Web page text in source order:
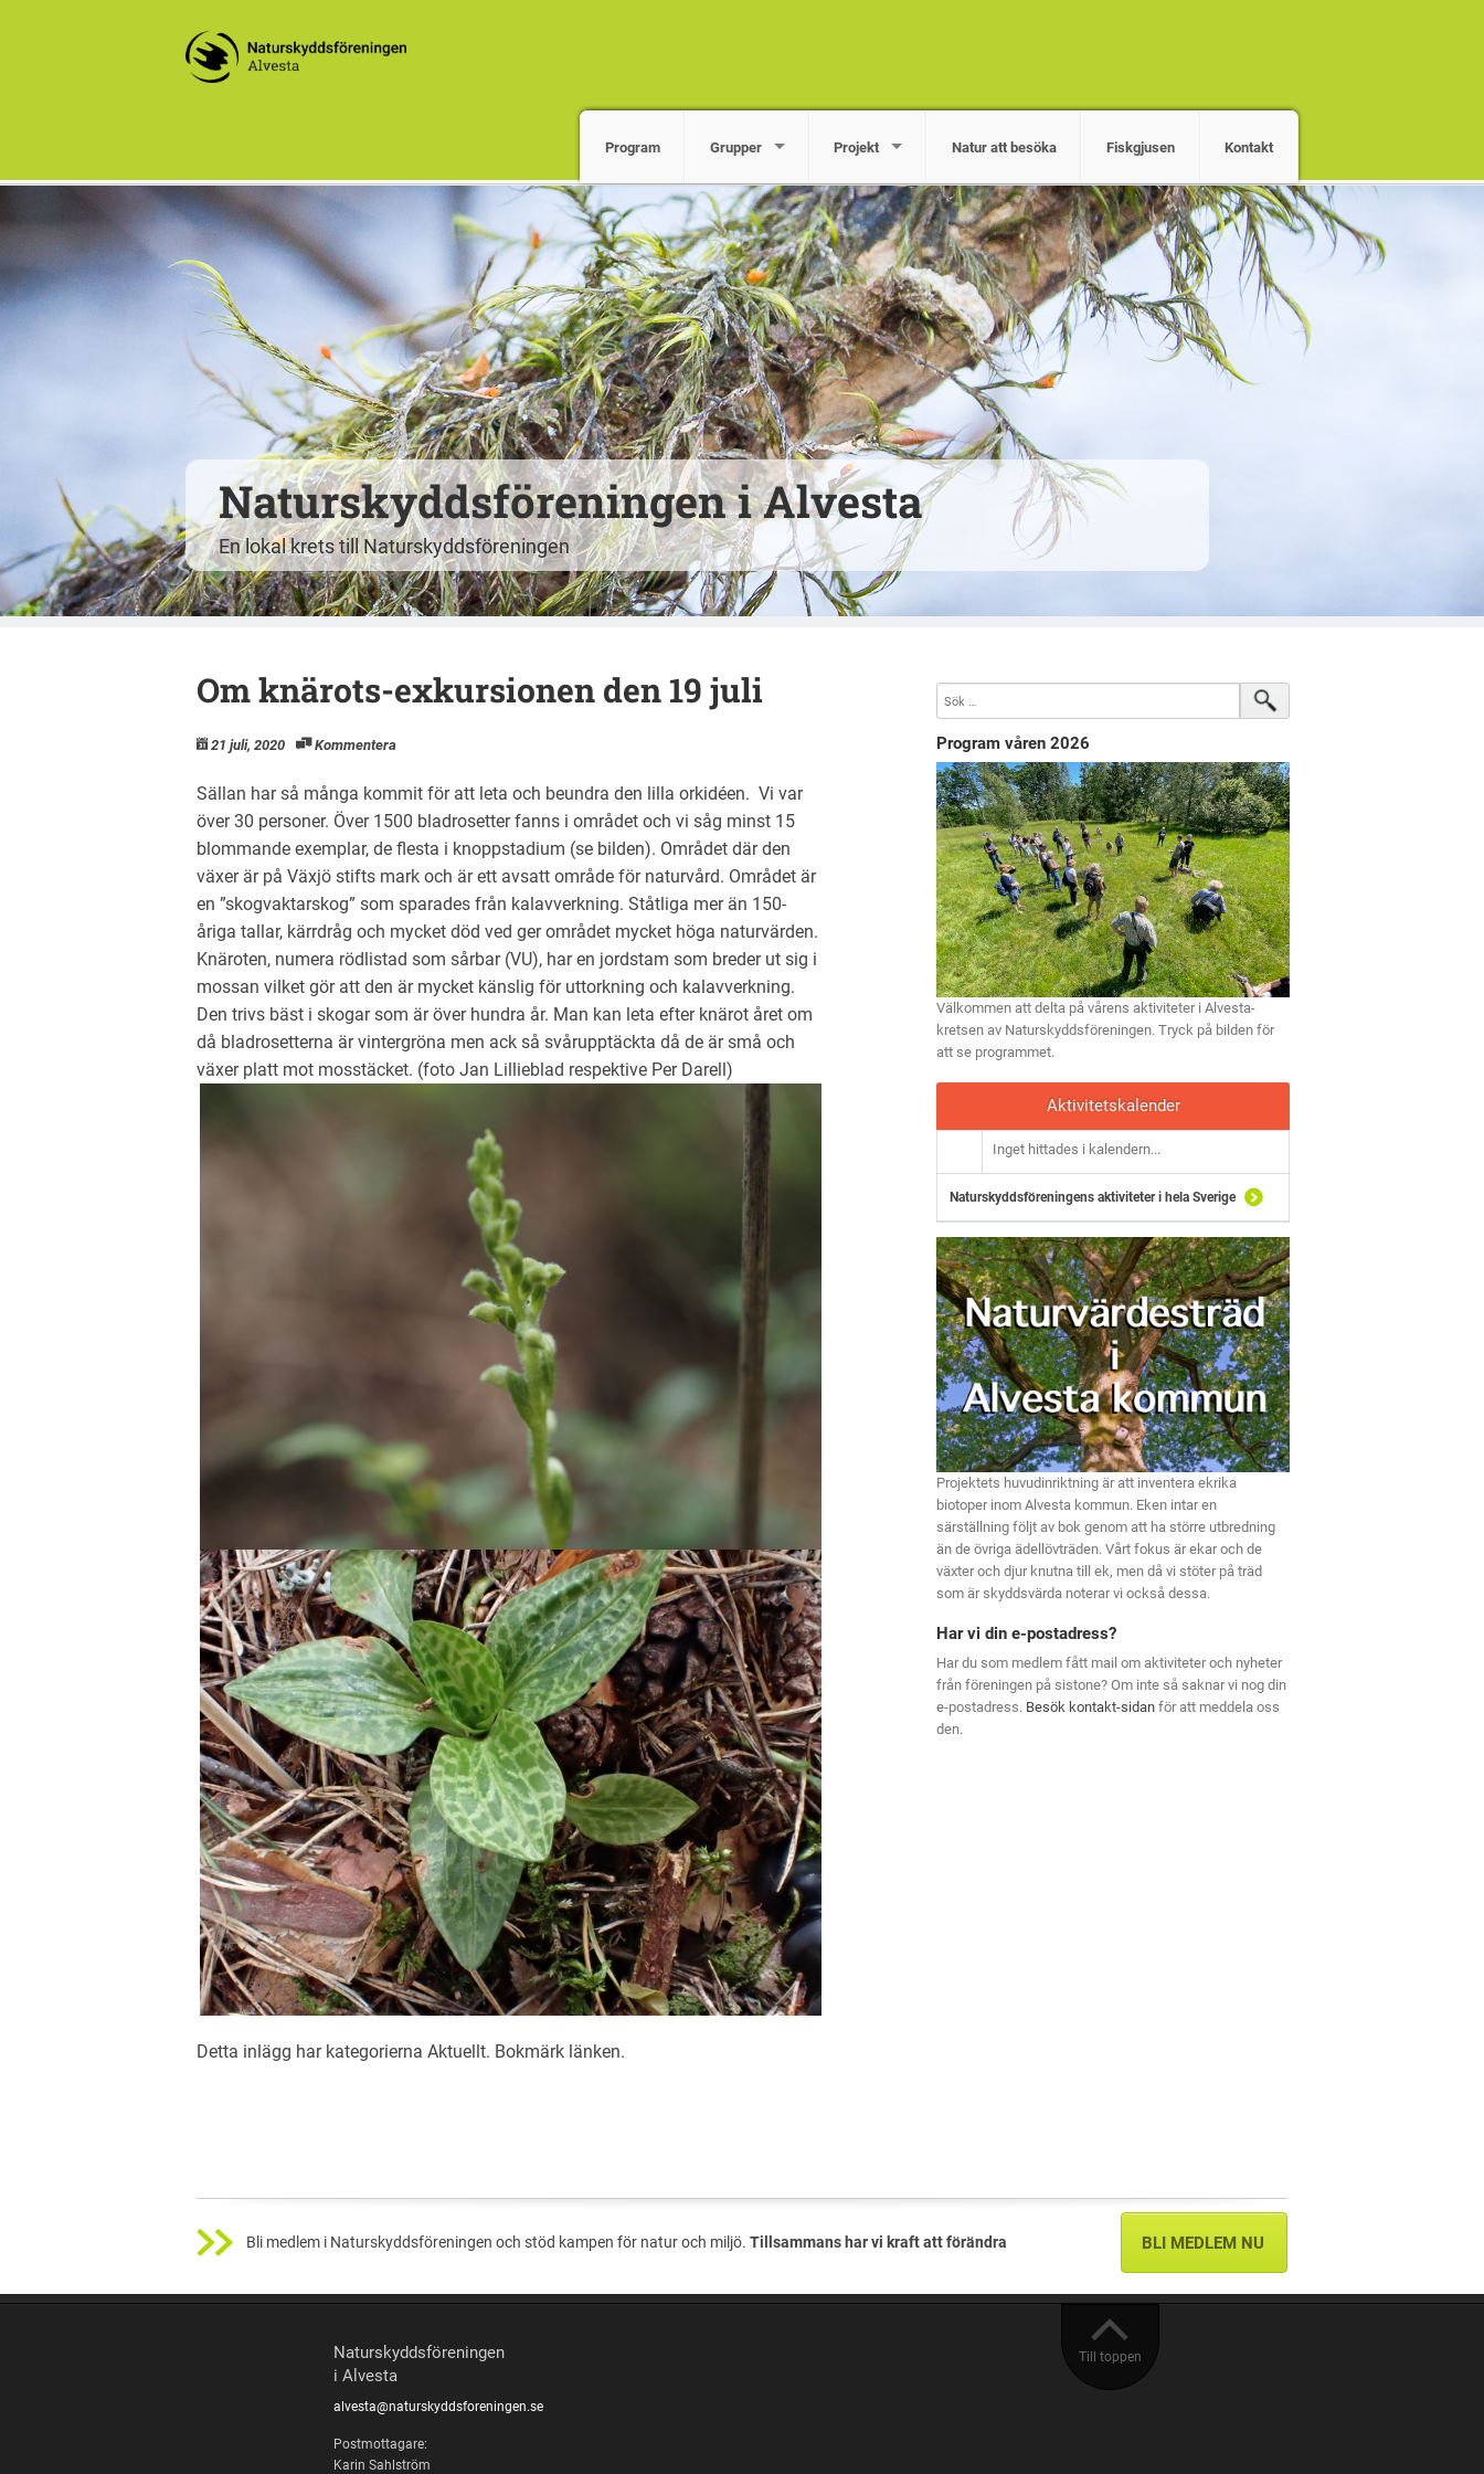
Program Grupper Projekt Natur att besöka Fiskgjusen Kontakt
Naturskyddsföreningen i Alvesta
En lokal krets till Naturskyddsföreningen
Om knärots-exkursionen den 19 juli
21 juli, 2020 Kommentera
Sällan har så många kommit för att leta och beundra den lilla orkidéen. Vi var
över 30 personer. Över 1500 bladrosetter fanns i området och vi såg minst 15
blommande exemplar, de flesta i knoppstadium (se bilden). Området där den
växer är på Växjö stifts mark och är ett avsatt område för naturvård. Området är
en ”skogvaktarskog” som sparades från kalavverkning. Ståtliga mer än 150-
åriga tallar, kärrdråg och mycket död ved ger området mycket höga naturvärden.
Knäroten, numera rödlistad som sårbar (VU), har en jordstam som breder ut sig i
mossan vilket gör att den är mycket känslig för uttorkning och kalavverkning.
Den trivs bäst i skogar som är över hundra år. Man kan leta efter knärot året om
då bladrosetterna är vintergröna men ack så svårupptäckta då de är små och
växer platt mot mosstäcket. (foto Jan Lillieblad respektive Per Darell)
Detta inlägg har kategorierna Aktuellt. Bokmärk länken.
Program våren 2026
Välkommen att delta på vårens aktiviteter i Alvesta-
kretsen av Naturskyddsföreningen. Tryck på bilden för
att se programmet.
Aktivitetskalender
Inget hittades i kalendern...
Naturskyddsföreningens aktiviteter i hela Sverige
Projektets huvudinriktning är att inventera ekrika
biotoper inom Alvesta kommun. Eken intar en
särställning följt av bok genom att ha större utbredning
än de övriga ädellövträden. Vårt fokus är ekar och de
växter och djur knutna till ek, men då vi stöter på träd
som är skyddsvärda noterar vi också dessa.
Har vi din e-postadress?
Har du som medlem fått mail om aktiviteter och nyheter
från föreningen på sistone? Om inte så saknar vi nog din
e-postadress. Besök kontakt-sidan för att meddela oss
den.
Bli medlem i Naturskyddsföreningen och stöd kampen för natur och miljö. Tillsammans har vi kraft att förändra BLI MEDLEM NU
Till toppen
Naturskyddsföreningen
i Alvesta
alvesta@naturskyddsforeningen.se
Postmottagare:
Karin Sahlström